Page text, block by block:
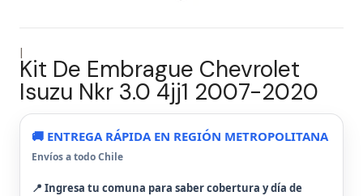
|
Kit De Embrague Chevrolet
Isuzu Nkr 3.0 4jj1 2007-2020
🚚 ENTREGA RÁPIDA EN REGIÓN METROPOLITANA
Envíos a todo Chile
📍 Ingresa tu comuna para saber cobertura y día de